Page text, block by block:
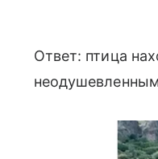
Ответ: птица